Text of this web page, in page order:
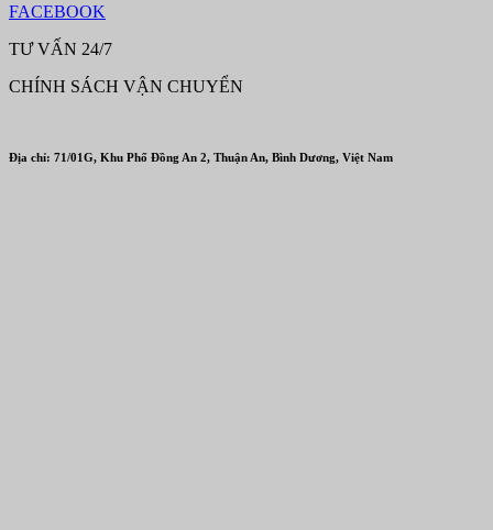
FACEBOOK
TƯ VẤN 24/7
CHÍNH SÁCH VẬN CHUYỂN
Địa chỉ: 71/01G, Khu Phố Đồng An 2, Thuận An, Bình Dương, Việt Nam